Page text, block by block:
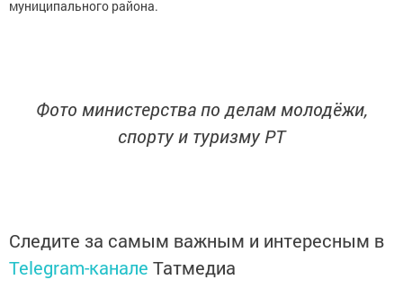
муниципального района.
Фото министерства по делам молодёжи,
спорту и туризму РТ
Следите за самым важным и интересным в
Telegram-канале Татмедиа